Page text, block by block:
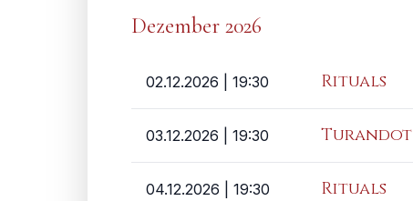
Dezember 2026
02.12.2026 | 19:30 Rituals
03.12.2026 | 19:30 Turandot
04.12.2026 | 19:30 Rituals